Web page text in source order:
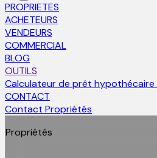
PROPRIETES
ACHETEURS
VENDEURS
COMMERCIAL
BLOG
OUTILS
Calculateur de prêt hypothécaire
CONTACT
Contact Propriétés
Propriétés